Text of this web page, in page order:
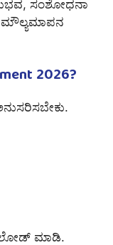
ಸಂಶೋಧನಾ
ಮೌಲ್ಯಮಾಪನ
2026?
ಮಾಡಿ.